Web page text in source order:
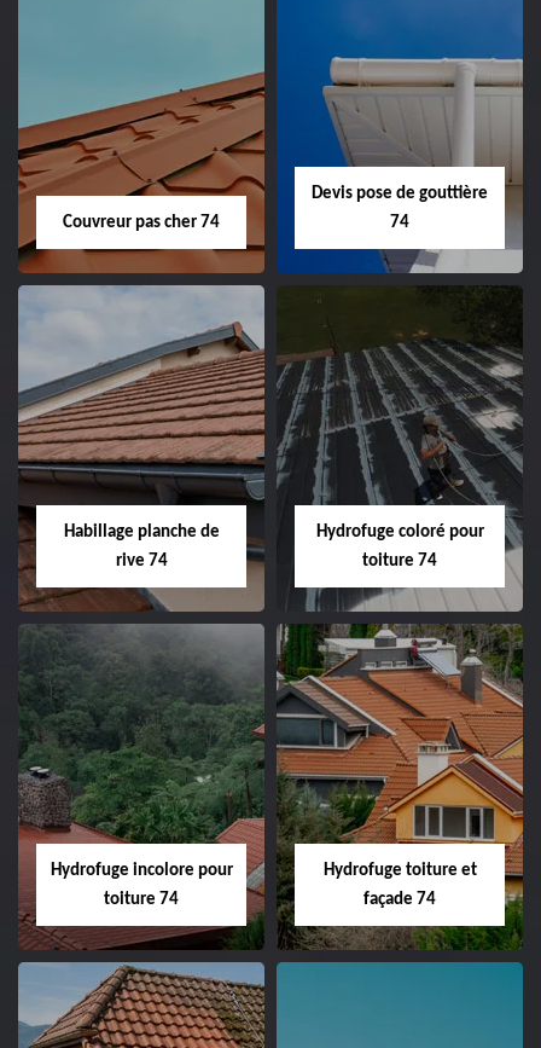
Couvreur pas cher 74
Devis pose de gouttière
74
Habillage planche de
rive 74
Hydrofuge coloré pour
toiture 74
Hydrofuge incolore pour
toiture 74
Hydrofuge toiture et
façade 74